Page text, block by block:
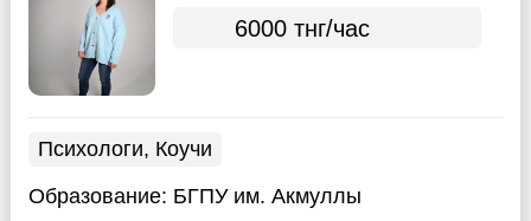
6000 тнг/час
Психологи, Коучи
Образование: БГПУ им. Акмуллы